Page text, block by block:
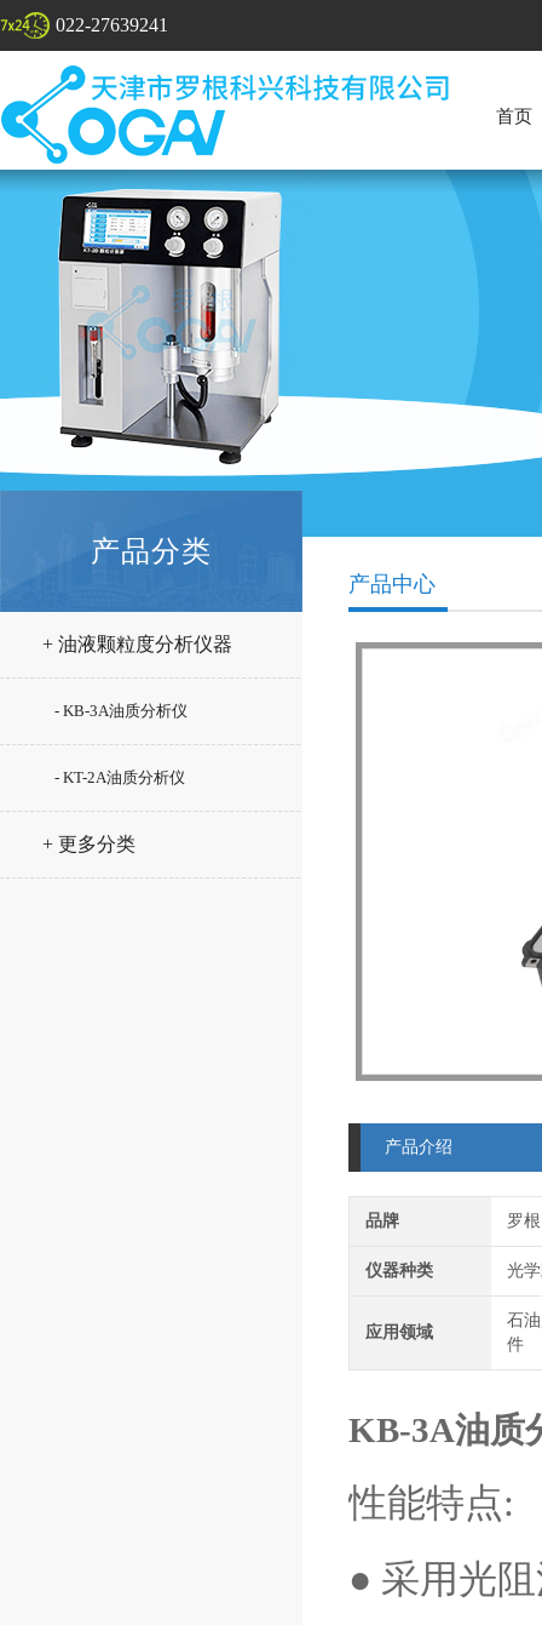
022-27639241
首页
产品分类
+ 油液颗粒度分析仪器
- KB-3A油质分析仪
- KT-2A油质分析仪
+ 更多分类
产品中心
产品介绍
品牌 罗根
仪器种类 光
应用领域
石
件
KB-3A油质
性能特点:
● 采用光